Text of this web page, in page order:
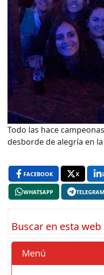
Todo las hace
desborde de alegría en
FACEBOOK X
WHATSAPP TELEGRAM
Buscar en esta web
Menú